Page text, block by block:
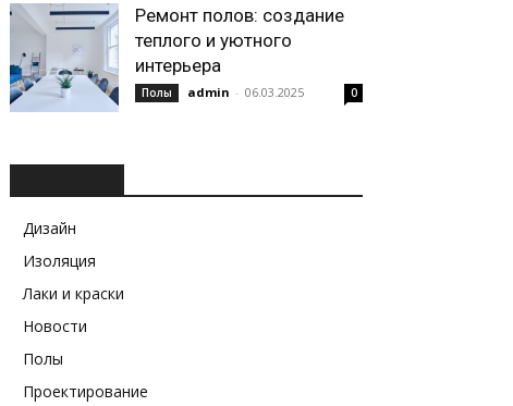
Ремонт полов: создание
теплого и уютного
интерьера
Полы admin - 06.03.2025 0
Дизайн
Изоляция
Лаки и краски
Новости
Полы
Проектирование